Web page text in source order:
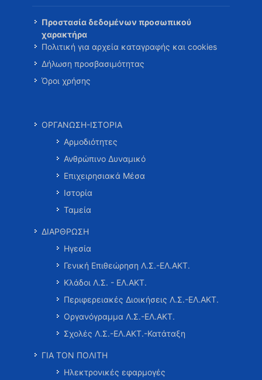
Προστασία δεδομένων προσωπικού
χαρακτήρα
Πολιτική για αρχεία καταγραφής και cookies
Δήλωση προσβασιμότητας
Όροι χρήσης
ΟΡΓΑΝΩΣΗ-ΙΣΤΟΡΙΑ
Αρμοδιότητες
Ανθρώπινο Δυναμικό
Επιχειρησιακά Μέσα
Ιστορία
Ταμεία
ΔΙΑΡΘΡΩΣΗ
Ηγεσία
Γενική Επιθεώρηση Λ.Σ.-ΕΛ.ΑΚΤ.
Κλάδοι Λ.Σ. - ΕΛ.ΑΚΤ.
Περιφερειακές Διοικήσεις Λ.Σ.-ΕΛ.ΑΚΤ.
Οργανόγραμμα Λ.Σ.-ΕΛ.ΑΚΤ.
Σχολές Λ.Σ.-ΕΛ.ΑΚΤ.-Κατάταξη
ΓΙΑ ΤΟΝ ΠΟΛΙΤΗ
Ηλεκτρονικές εφαρμογές